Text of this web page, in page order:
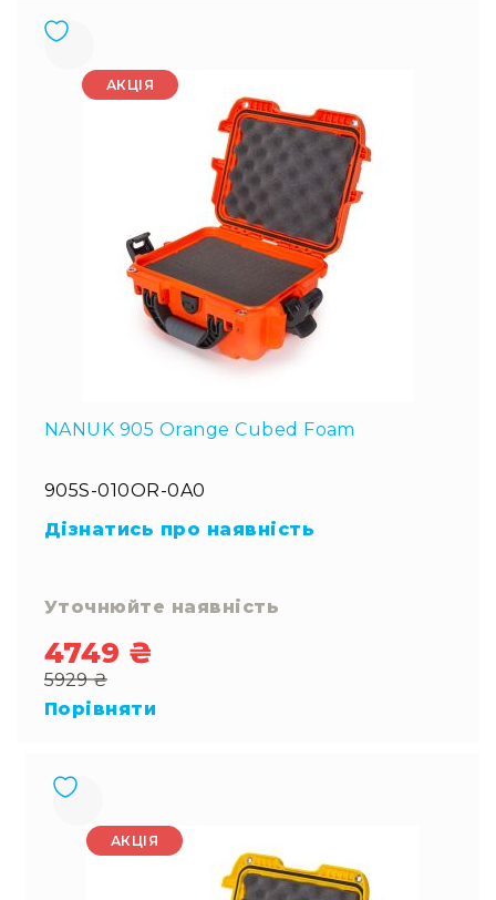
АКЦІЯ
NANUK 905 Orange Cubed Foam
905S-010OR-0A0
Дізнатись про наявність
Уточнюйте наявність
Special
Price
4749 ₴
Regular
Price
5929 ₴
Порівняти
АКЦІЯ